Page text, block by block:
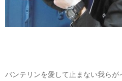
バンテリンを愛して止まない我らが